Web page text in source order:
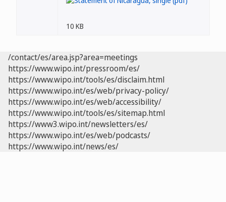
10 KB
/contact/es/area.jsp?area=meetings
https://www.wipo.int/pressroom/es/
https://www.wipo.int/tools/es/disclaim.html
https://www.wipo.int/es/web/privacy-policy/
https://www.wipo.int/es/web/accessibility/
https://www.wipo.int/tools/es/sitemap.html
https://www3.wipo.int/newsletters/es/
https://www.wipo.int/es/web/podcasts/
https://www.wipo.int/news/es/